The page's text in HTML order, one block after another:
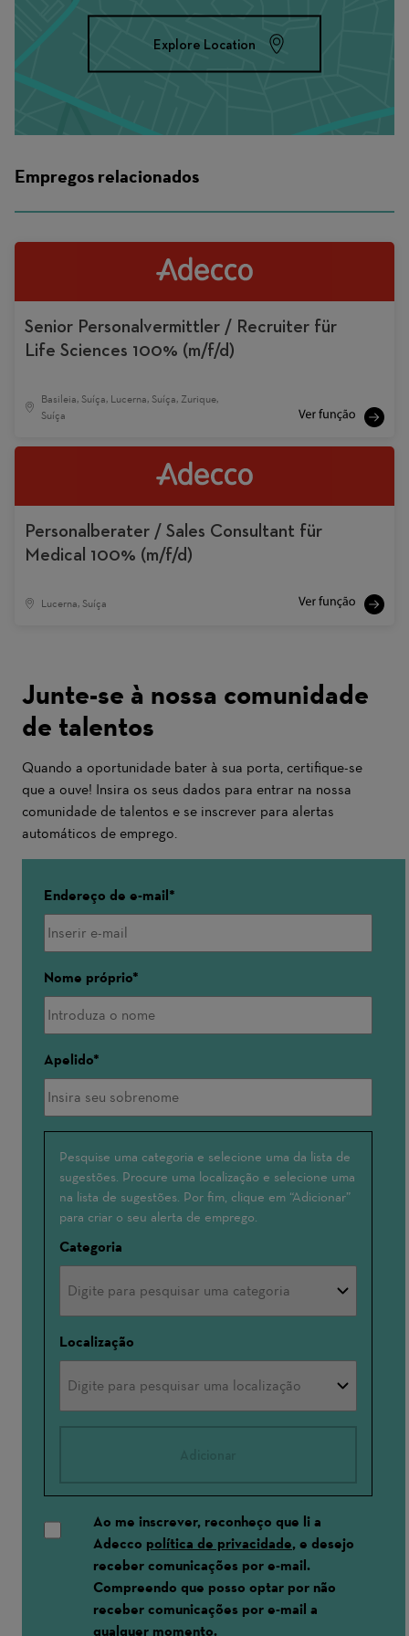
Explore Location
Empregos relacionados
Senior Personalvermittler / Recruiter für
Life Sciences 100% (m/f/d)
Basileia, Suíça, Lucerna, Suíça, Zurique,
Suíça
Personalberater / Sales Consultant für
Medical 100% (m/f/d)
Lucerna, Suíça
Junte-se à nossa comunidade
de talentos
Quando a oportunidade bater à sua porta, certifique-se
que a ouve! Insira os seus dados para entrar na nossa
comunidade de talentos e se inscrever para alertas
automáticos de emprego.
Endereço de e-mail
Nome próprio
Apelido
Interessado(a)
em
Pesquise uma categoria e selecione uma da lista de
sugestões. Procure uma localização e selecione uma
na lista de sugestões. Por fim, clique em “Adicionar”
para criar o seu alerta de emprego.
Categoria
Localização
Ao me inscrever, reconheço que li a
Adecco política de privacidade, e desejo
receber comunicações por e-mail.
Compreendo que posso optar por não
receber comunicações por e-mail a
qualquer momento.